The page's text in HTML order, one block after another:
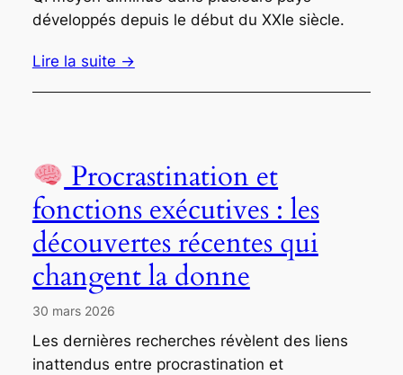
développés depuis le début du XXIe siècle.
Lire la suite →
Procrastination et
fonctions exécutives : les
découvertes récentes qui
changent la donne
30 mars 2026
Les dernières recherches révèlent des liens
inattendus entre procrastination et